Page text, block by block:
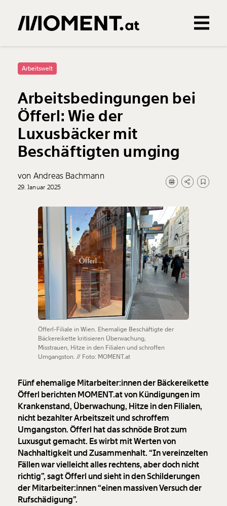
0Treffer
Arbeitswelt
Arbeitsbedingungen bei
Öfferl: Wie der
Luxusbäcker mit
Beschäftigten umging
von Andreas Bachmann
29. Januar 2025
Öfferl-Filiale in Wien. Ehemalige Beschäftigte der
Bäckereikette kritisieren Überwachung,
Misstrauen, Hitze in den Filialen und schroffen
Umgangston. // Foto: MOMENT.at
Fünf ehemalige Mitarbeiter:innen der Bäckereikette
Öfferl berichten MOMENT.at von Kündigungen im
Krankenstand, Überwachung, Hitze in den Filialen,
nicht bezahlter Arbeitszeit und schroffem
Umgangston. Öfferl hat das schnöde Brot zum
Luxusgut gemacht. Es wirbt mit Werten von
Nachhaltigkeit und Zusammenhalt. “In vereinzelten
Fällen war vielleicht alles rechtens, aber doch nicht
richtig”, sagt Öfferl und sieht in den Schilderungen
der Mitarbeiter:innen “einen massiven Versuch der
Rufschädigung”.